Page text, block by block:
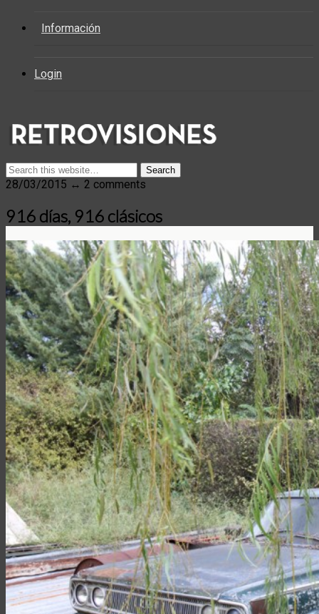
Información
Login
28/03/2015 ↔ 2 comments
916 días, 916 clásicos